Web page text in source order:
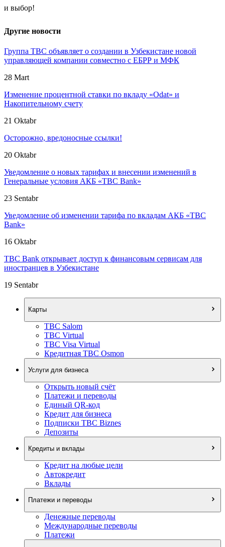
и выбор!
Другие новости
Группа TBC объявляет о создании в Узбекистане новой
управляющей компании совместно с ЕБРР и МФК
28 Mart
Изменение процентной ставки по вкладу «Odat» и
Накопительному счету
21 Oktabr
Осторожно, вредоносные ссылки!
20 Oktabr
Уведомление о новых тарифах и внесении изменений в
Генеральные условия АКБ «TBC Bank»
23 Sentabr
Уведомление об изменении тарифа по вкладам АКБ «TBC
Bank»
16 Oktabr
TBC Bank открывает доступ к финансовым сервисам для
иностранцев в Узбекистане
19 Sentabr
Карты
TBC Salom
TBC Virtual
TBC Visa Virtual
Кредитная TBC Osmon
Услуги для бизнеса
Открыть новый счёт
Платежи и переводы
Единый QR-код
Кредит для бизнеса
Подписки TBC Biznes
Депозиты
Кредиты и вклады
Кредит на любые цели
Автокредит
Вклады
Платежи и переводы
Денежные переводы
Международные переводы
Платежи